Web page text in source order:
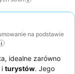
na podstawie
idealne zarówno
i turystów. Jego